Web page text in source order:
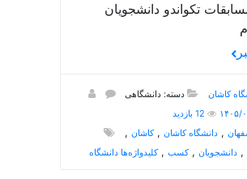
تکواندو دانشجویان
کاشان
دسته: دانشگاهی
,دانشگاه کاشان ,کاشان ,
,دانشجویان ,کسب ,کلیدواژه‌ها دانشگاه